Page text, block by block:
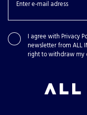
I agree with Privacy
newsletter from ALL
right to withdraw my